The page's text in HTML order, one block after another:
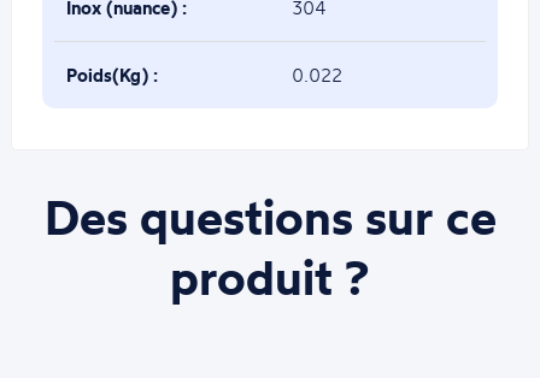
Inox (nuance) : 304
Poids(Kg) : 0.022
Des questions sur ce
produit ?